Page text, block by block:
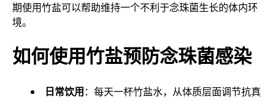
期使用竹盐可以帮助维持一个不利于念珠菌生长的体内环
境。
如何使用竹盐预防念珠菌感染
日常饮用：每天一杯竹盐水，从体质层面调节抗真